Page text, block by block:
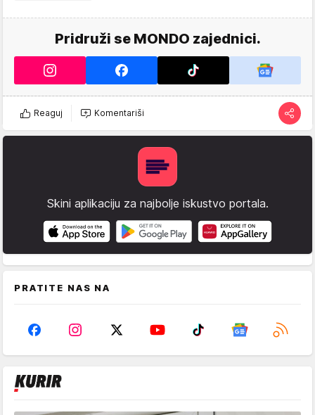
Pridruži se MONDO zajednici.
Reaguj Komentariši
Skini aplikaciju za najbolje iskustvo portala.
PRATITE NAS NA